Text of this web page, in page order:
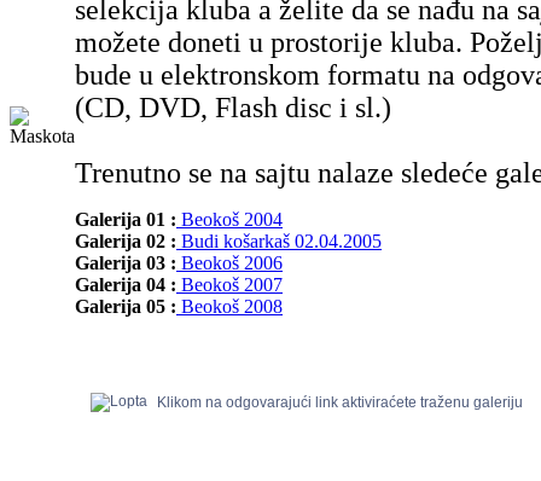
selekcija kluba a želite da se nađu na
možete doneti u prostorije kluba.
bude u elektronskom formatu na
(CD, DVD, Flash disc i sl.)
Trenutno se na sajtu nalaze sledeće
Galerija 01 : Beokoš 2004
Galerija 02 : Budi košarkaš 02.04.2005
Galerija 03 : Beokoš 2006
Galerija 04 : Beokoš 2007
Galerija 05 : Beokoš 2008
Klikom na odgovarajući link aktiviraćete traženu galeriju